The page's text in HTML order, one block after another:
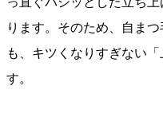
ります。そのため、自ま
も、キツくなりすぎない
す。